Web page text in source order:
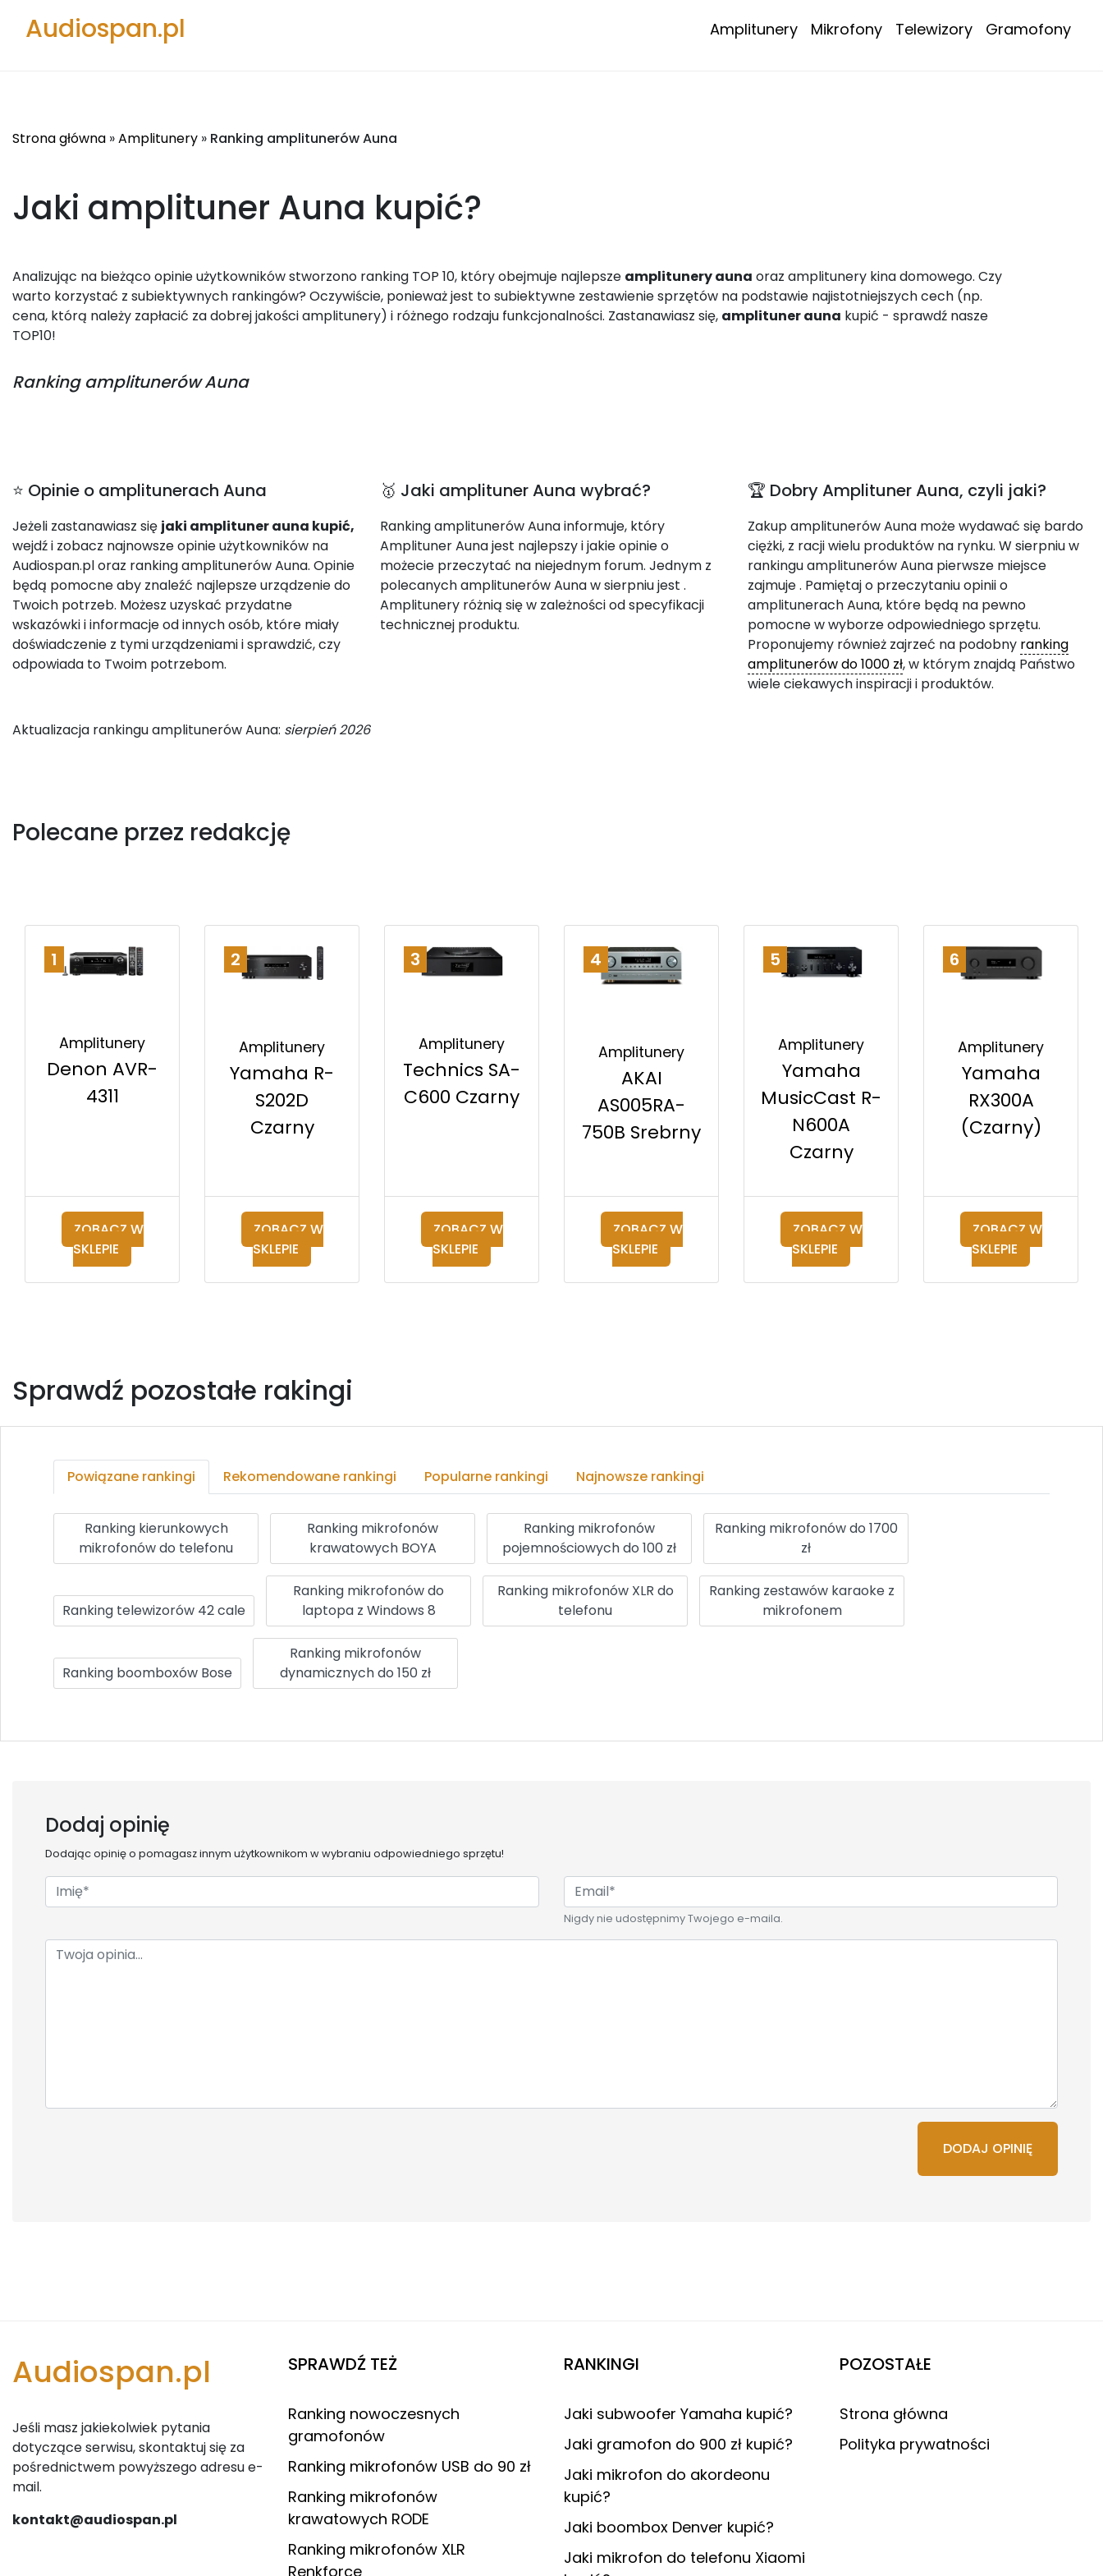
Audiospan.pl Amplitunery Mikrofony Telewizory Gramofony
Strona główna »Amplitunery » Ranking amplitunerów Auna
Jaki amplituner Auna kupić?
Analizując na bieżąco opinie użytkowników stworzono ranking TOP 10, który obejmuje najlepsze amplitunery auna oraz amplitunery kina domowego. Czy
warto korzystać z subiektywnych rankingów? Oczywiście, ponieważ jest to subiektywne zestawienie sprzętów na podstawie najistotniejszych cech (np.
cena, którą należy zapłacić za dobrej jakości amplitunery) i różnego rodzaju funkcjonalności. Zastanawiasz się, amplituner auna kupić - sprawdź nasze
TOP10!
Ranking amplitunerów Auna
⭐ Opinie o amplitunerach Auna
Jeżeli zastanawiasz się jaki amplituner auna kupić,
wejdź i zobacz najnowsze opinie użytkowników na
Audiospan.pl oraz ranking amplitunerów Auna. Opinie
będą pomocne aby znaleźć najlepsze urządzenie do
Twoich potrzeb. Możesz uzyskać przydatne
wskazówki i informacje od innych osób, które miały
doświadczenie z tymi urządzeniami i sprawdzić, czy
odpowiada to Twoim potrzebom.
🥇 Jaki amplituner Auna wybrać?
Ranking amplitunerów Auna informuje, który
Amplituner Auna jest najlepszy i jakie opinie o
możecie przeczytać na niejednym forum. Jednym z
polecanych amplitunerów Auna w sierpniu jest .
Amplitunery różnią się w zależności od specyfikacji
technicznej produktu.
🏆 Dobry Amplituner Auna, czyli jaki?
Zakup amplitunerów Auna może wydawać się bardo
ciężki, z racji wielu produktów na rynku. W sierpniu w
rankingu amplitunerów Auna pierwsze miejsce
zajmuje. Pamiętaj o przeczytaniu opinii o
amplitunerach Auna, które będą na pewno
pomocne w wyborze odpowiedniego sprzętu.
Proponujemy również zajrzeć na podobny ranking
amplitunerów do 1000 zł, w którym znajdą Państwo
wiele ciekawych inspiracji i produktów.
Aktualizacja rankingu amplitunerów Auna: sierpień 2026
Polecane przez redakcję
1
Amplitunery
Denon AVR-
4311
ZOBACZ W
SKLEPIE
2
Amplitunery
Yamaha R-
S202D
Czarny
ZOBACZ W
SKLEPIE
3
Amplitunery
Technics SA-
C600 Czarny
ZOBACZ W
SKLEPIE
4
Amplitunery
AKAI
AS005RA-
750B Srebrny
ZOBACZ W
SKLEPIE
5
Amplitunery
Yamaha
MusicCast R-
N600A
Czarny
ZOBACZ W
SKLEPIE
6
Amplitunery
Yamaha
RX300A
(Czarny)
ZOBACZ W
SKLEPIE
Sprawdź pozostałe rakingi
Powiązane rankingi Rekomendowane rankingi Popularne rankingi Najnowsze rankingi
Ranking kierunkowych
mikrofonów do telefonu
Ranking mikrofonów
krawatowych BOYA
Ranking mikrofonów
pojemnościowych do 100 zł
Ranking mikrofonów do 1700
zł
Ranking telewizorów 42 cale
Ranking mikrofonów do
laptopa z Windows 8
Ranking mikrofonów XLR do
telefonu
Ranking zestawów karaoke z
mikrofonem
Ranking boomboxów Bose
Ranking mikrofonów
dynamicznych do 150 zł
Dodaj opinię
Dodając opinię o pomagasz innym użytkownikom w wybraniu odpowiedniego sprzętu!
Nigdy nie udostępnimy Twojego e-maila.
DODAJ OPINIĘ
Audiospan.pl
Jeśli masz jakiekolwiek pytania
dotyczące serwisu, skontaktuj się za
pośrednictwem powyższego adresu e-
mail.
kontakt@audiospan.pl
SPRAWDŹ TEŻ
Ranking nowoczesnych
gramofonów
Ranking mikrofonów USB do 90 zł
Ranking mikrofonów
krawatowych RODE
Ranking mikrofonów XLR
Renkforce
RANKINGI
Jaki subwoofer Yamaha kupić?
Jaki gramofon do 900 zł kupić?
Jaki mikrofon do akordeonu
kupić?
Jaki boombox Denver kupić?
Jaki mikrofon do telefonu Xiaomi
POZOSTAŁE
Strona główna
Polityka prywatności